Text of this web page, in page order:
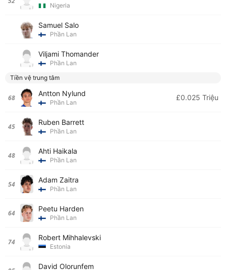
Nigeria
Samuel Salo
Phần Lan
Viljami Thomander
Phần Lan
Tiền vệ trung tâm
68 Antton Nylund
Phần Lan
£0.025 Triệu
45 Ruben Barrett
Phần Lan
48 Ahti Haikala
Phần Lan
54 Adam Zaitra
Phần Lan
64 Peetu Harden
Phần Lan
74 Robert Mihhalevski
Estonia
David Olorunfem